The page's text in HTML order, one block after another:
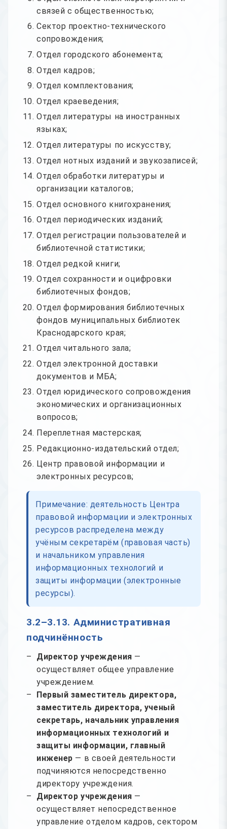
связей с общественностью;
Сектор проектно-технического
сопровождения;
Отдел городского абонемента;
Отдел кадров;
Отдел комплектования;
Отдел краеведения;
Отдел литературы на иностранных
языках;
Отдел литературы по искусству;
Отдел нотных изданий и звукозаписей;
Отдел обработки литературы и
организации каталогов;
Отдел основного книгохранения;
Отдел периодических изданий;
Отдел регистрации пользователей и
библиотечной статистики;
Отдел редкой книги;
Отдел сохранности и оцифровки
библиотечных фондов;
Отдел формирования библиотечных
фондов муниципальных библиотек
Краснодарского края;
Отдел читального зала;
Отдел электронной доставки
документов и МБА;
Отдел юридического сопровождения
экономических и организационных
вопросов;
Переплетная мастерская;
Редакционно-издательский отдел;
Центр правовой информации и
электронных ресурсов;
Примечание: деятельность Центра
правовой информации и электронных
ресурсов распределена между
учёным секретарём (правовая часть)
и начальником управления
информационных технологий и
защиты информации (электронные
ресурсы).
3.2–3.13. Административная
подчинённость
Директор учреждения —
осуществляет общее управление
учреждением.
Первый заместитель директора,
заместитель директора, ученый
секретарь, начальник управления
информационных технологий и
защиты информации, главный
инженер — в своей деятельности
подчиняются непосредственно
директору учреждения.
Директор учреждения —
осуществляет непосредственное
управление отделом кадров, сектором